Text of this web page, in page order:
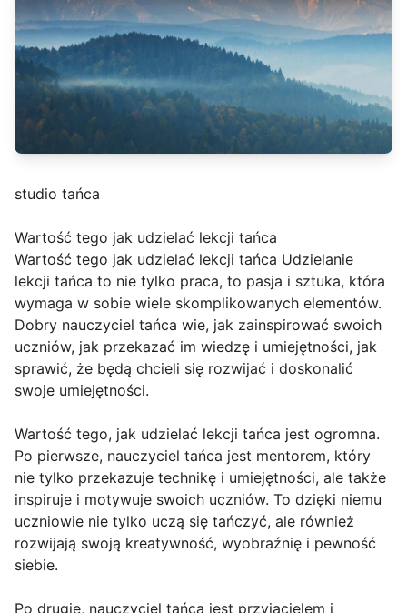
studio tańca
Wartość tego jak udzielać lekcji tańca
Wartość tego jak udzielać lekcji tańca Udzielanie
lekcji tańca to nie tylko praca, to pasja i sztuka, która
wymaga w sobie wiele skomplikowanych elementów.
Dobry nauczyciel tańca wie, jak zainspirować swoich
uczniów, jak przekazać im wiedzę i umiejętności, jak
sprawić, że będą chcieli się rozwijać i doskonalić
swoje umiejętności.
Wartość tego, jak udzielać lekcji tańca jest ogromna.
Po pierwsze, nauczyciel tańca jest mentorem, który
nie tylko przekazuje technikę i umiejętności, ale także
inspiruje i motywuje swoich uczniów. To dzięki niemu
uczniowie nie tylko uczą się tańczyć, ale również
rozwijają swoją kreatywność, wyobraźnię i pewność
siebie.
Po drugie, nauczyciel tańca jest przyjacielem i